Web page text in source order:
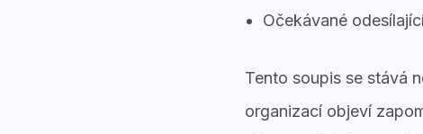
Očekávané
Tento soupis se stává
organizací objeví